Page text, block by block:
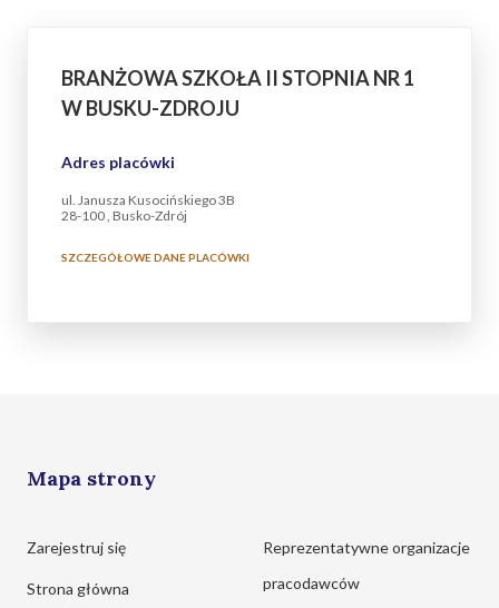
BRANŻOWA SZKOŁA II STOPNIA NR 1
W BUSKU-ZDROJU
Adres placówki
ul. Janusza Kusocińskiego 3B
28-100 , Busko-Zdrój
SZCZEGÓŁOWE DANE PLACÓWKI
Mapa strony
Zarejestruj się
Strona główna
Reprezentatywne organizacje
pracodawców